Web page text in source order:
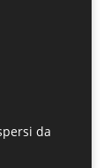
da